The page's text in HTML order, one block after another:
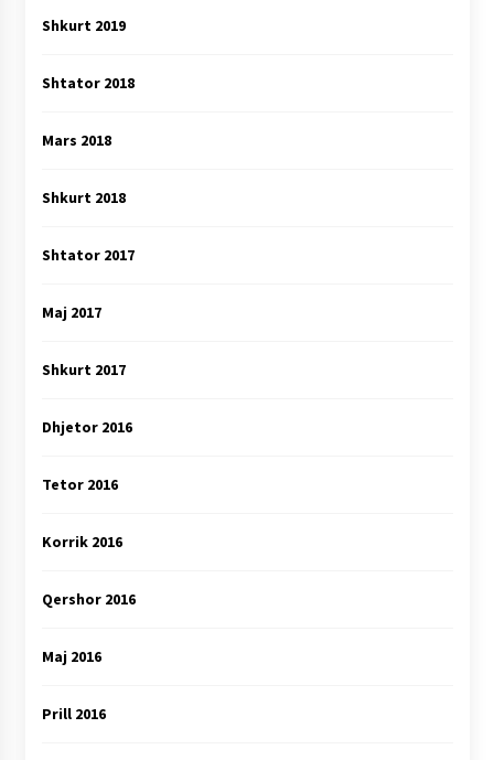
Shkurt 2019
Shtator 2018
Mars 2018
Shkurt 2018
Shtator 2017
Maj 2017
Shkurt 2017
Dhjetor 2016
Tetor 2016
Korrik 2016
Qershor 2016
Maj 2016
Prill 2016